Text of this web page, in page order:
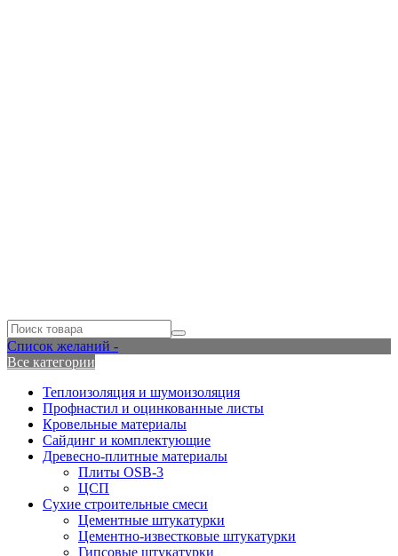
Список желаний -
Все категории
Теплоизоляция и шумоизоляция
Профнастил и оцинкованные листы
Кровельные материалы
Сайдинг и комплектующие
Древесно-плитные материалы
Плиты OSB-3
ЦСП
Сухие строительные смеси
Цементные штукатурки
Цементно-известковые штукатурки
Гипсовые штукатурки